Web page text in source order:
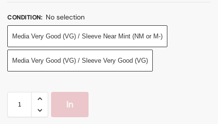
CONDITION: No selection
Media Very Good (VG) / Sleeve Near Mint (NM or M-)
Media Very Good (VG) / Sleeve Very Good (VG)
In